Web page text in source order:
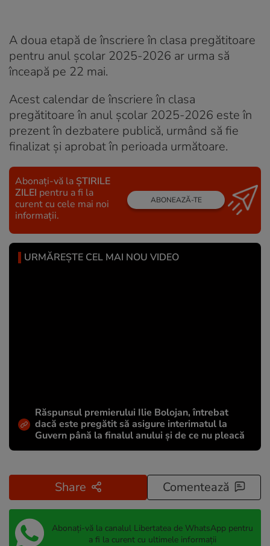
A doua etapă de înscriere în clasa pregătitoare
pentru anul școlar 2025-2026 ar urma să
înceapă pe 22 mai.
Acest calendar de înscriere în clasa
pregătitoare în anul școlar 2025-2026 este în
prezent în dezbatere publică, urmând să fie
finalizat și aprobat în perioada următoare.
Abonați-vă la ȘTIRILE
ZILEI pentru a fi la
curent cu cele mai noi
informații.
ABONEAZĂ-TE
URMĂREȘTE CEL MAI NOU VIDEO
Răspunsul premierului Ilie Bolojan, întrebat
dacă este pregătit să asigure interimatul la
Guvern până la finalul anului și de ce nu pleacă
Share Comentează
Abonați-vă la canalul Libertatea de WhatsApp pentru
a fi la curent cu ultimele informații